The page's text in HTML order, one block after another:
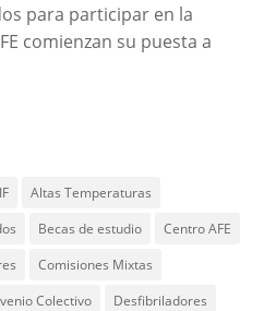
para participar en la
comienzan su puesta a
Altas Temperaturas
Becas de estudio
Centro AFE
Comisiones Mixtas
Colectivo
Desfibriladores